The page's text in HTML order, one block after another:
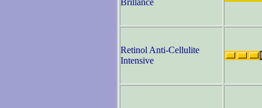
Brillance
Retinol Anti-Cellulite
Intensive